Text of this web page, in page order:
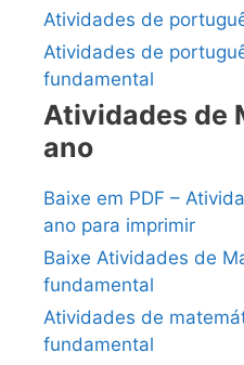
Atividades de
Atividades de
fundamental
Atividades de
ano
Baixe em PDF –
ano para imprimir
Baixe Atividades de
fundamental
Atividades de
fundamental